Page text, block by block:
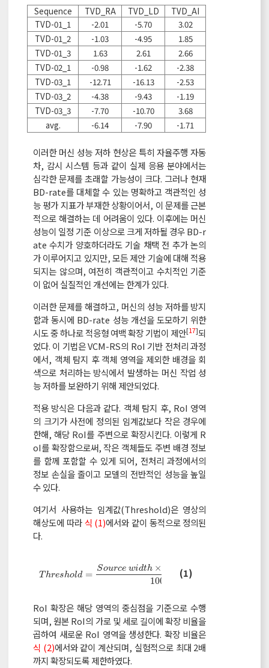
Sequence TVD_RA TVD_LD
TVD_AI
TVD-01_1
-2.01 -5.70
3.02
TVD-01_2
-1.03 -4.95
1.85
TVD-01_3
1.63 2.61
2.66
TVD-02_1
-0.98 -1.62
-2.38
TVD-03_1
-12.71 -16.13
-2.53
TVD-03_2
-4.38 -9.43
-1.19
TVD-03_3
-7.70 -10.70
3.68
avg.
-6.14 -7.90 -1.71
이러한 머신 성능 저하 현상은 특히 자율주행 자동
차, 감시 시스템 등과 같이 실제 응용 분야에서는
심각한 문제를 초래할 가능성이 크다. 그러나 현재
BD-rate를 대체할 수 있는 명확하고 객관적인 성
능 평가 지표가 부재한 상황이어서, 이 문제를 근본
적으로 해결하는 데 어려움이 있다. 이후에는 머신
성능이 일정 기준 이상으로 크게 저하될 경우 BD-r
ate 수치가 양호하더라도 기술 채택 전 추가 논의
가 이루어지고 있지만, 모든 제안 기술에 대해 적용
되지는 않으며, 여전히 객관적이고 수치적인 기준
이 없어 실질적인 개선에는 한계가 있다.
이러한 문제를 해결하고, 머신의 성능 저하를 방지
함과 동시에 BD-rate 성능 개선을 도모하기 위한
시도 중 하나로 적응형 여백 확장 기법이 제안[17]되
었다. 이 기법은 VCM-RS의 RoI 기반 전처리 과정
에서, 객체 탐지 후 객체 영역을 제외한 배경을 회
색으로 처리하는 방식에서 발생하는 머신 작업 성
능 저하를 보완하기 위해 제안되었다.
적용 방식은 다음과 같다. 객체 탐지 후, RoI 영역
의 크기가 사전에 정의된 임계값보다 작은 경우에
한해, 해당 RoI를 주변으로 확장시킨다. 이렇게 R
oI를 확장함으로써, 작은 객체들도 주변 배경 정보
를 함께 포함할 수 있게 되어, 전처리 과정에서의
정보 손실을 줄이고 모델의 전반적인 성능을 높일
수 있다.
여기서 사용하는 임계값(Threshold)은 영상의
해상도에 따라식 (1)에서와 같이 동적으로 정의된
다.
T hreshold =
Source width × r c e
1000
Threshold =Sourcewidth×S rce
(1)
RoI 확장은 해당 영역의 중심점을 기준으로 수행
되며, 원본 RoI의 가로 및 세로 길이에 확장 비율을
곱하여 새로운 RoI 영역을 생성한다. 확장 비율은
식 (2)에서와 같이 계산되며, 실험적으로 최대 2배
까지 확장되도록 제한하였다.